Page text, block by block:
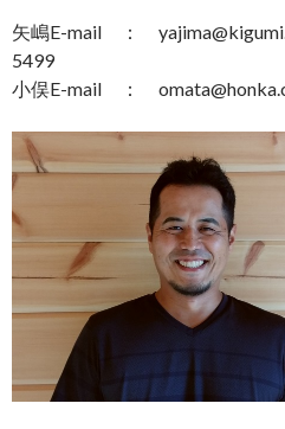
矢嶋E-mail ：
5499
小俣E-mail ：